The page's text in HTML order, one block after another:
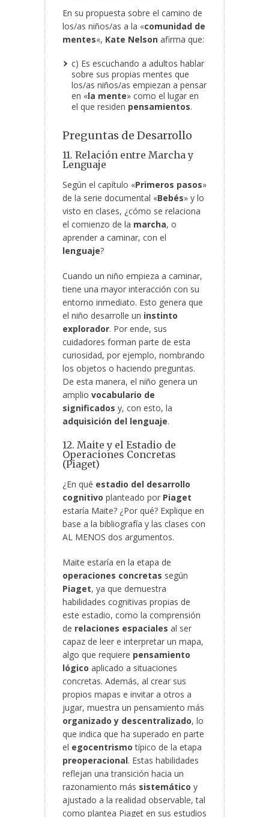
En su propuesta sobre el camino de
los/as niños/as a la «comunidad de
mentes«, Kate Nelson afirma que:
c) Es escuchando a adultos hablar
sobre sus propias mentes que
los/as niños/as empiezan a pensar
en «la mente» como el lugar en
el que residen pensamientos.
Preguntas de Desarrollo
11. Relación entre Marcha y
Lenguaje
Según el capítulo «Primeros pasos»
de la serie documental «Bebés» y lo
visto en clases, ¿cómo se relaciona
el comienzo de la marcha, o
aprender a caminar, con el
lenguaje?
Cuando un niño empieza a caminar,
tiene una mayor interacción con su
entorno inmediato. Esto genera que
el niño desarrolle un instinto
explorador. Por ende, sus
cuidadores forman parte de esta
curiosidad, por ejemplo, nombrando
los objetos o haciendo preguntas.
De esta manera, el niño genera un
amplio vocabulario de
significados y, con esto, la
adquisición del lenguaje.
12. Maite y el Estadio de
Operaciones Concretas
(Piaget)
¿En qué estadio del desarrollo
cognitivo planteado por Piaget
estaría Maite? ¿Por qué? Explique en
base a la bibliografía y las clases con
AL MENOS dos argumentos.
Maite estaría en la etapa de
operaciones concretas según
Piaget, ya que demuestra
habilidades cognitivas propias de
este estadio, como la comprensión
de relaciones espaciales al ser
capaz de leer e interpretar un mapa,
algo que requiere pensamiento
lógico aplicado a situaciones
concretas. Además, al crear sus
propios mapas e invitar a otros a
jugar, muestra un pensamiento más
organizado y descentralizado, lo
que indica que ha superado en parte
el egocentrismo típico de la etapa
preoperacional. Estas habilidades
reflejan una transición hacia un
razonamiento más sistemático y
ajustado a la realidad observable, tal
como plantea Piaget en sus estudios